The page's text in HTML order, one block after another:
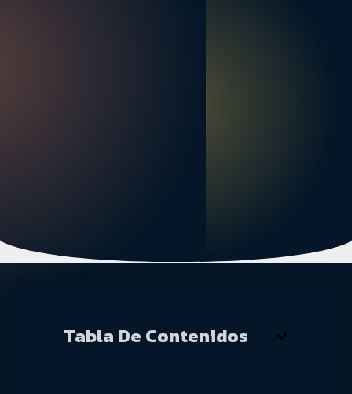
Tabla De Contenidos